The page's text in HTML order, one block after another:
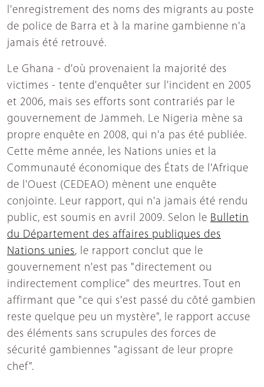
l'enregistrement des noms des migrants au poste
de police de Barra et à la marine gambienne n'a
jamais été retrouvé.
Le Ghana - d'où provenaient la majorité des
victimes - tente d'enquêter sur l'incident en 2005
et 2006, mais ses efforts sont contrariés par le
gouvernement de Jammeh. Le Nigeria mène sa
propre enquête en 2008, qui n'a pas été publiée.
Cette même année, les Nations unies et la
Communauté économique des États de l'Afrique
de l'Ouest (CEDEAO) mènent une enquête
conjointe. Leur rapport, qui n'a jamais été rendu
public, est soumis en avril 2009. Selon le Bulletin
du Département des affaires publiques des
Nations unies, le rapport conclut que le
gouvernement n'est pas "directement ou
indirectement complice" des meurtres. Tout en
affirmant que "ce qui s'est passé du côté gambien
reste quelque peu un mystère", le rapport accuse
des éléments sans scrupules des forces de
sécurité gambiennes "agissant de leur propre
chef".